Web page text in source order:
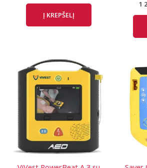
Į KREPŠELĮ
1